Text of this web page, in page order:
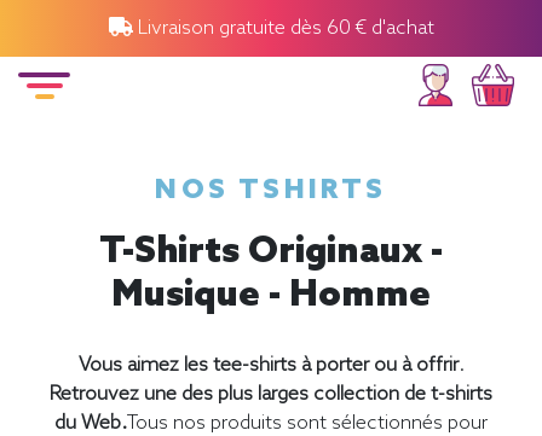
Livraison gratuite dès 60 € d'achat
NOS TSHIRTS
T-Shirts Originaux -
Musique - Homme
Vous aimez les tee-shirts à porter ou à offrir.
Retrouvez une des plus larges collection de t-shirts
du Web.Tous nos produits sont sélectionnés pour